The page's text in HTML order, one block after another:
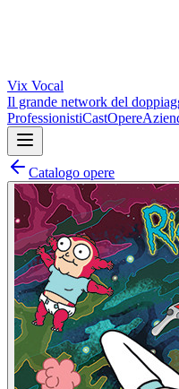
Vix Vocal
Il grande network del
ProfessionistiCastOpere
Catalogo opere